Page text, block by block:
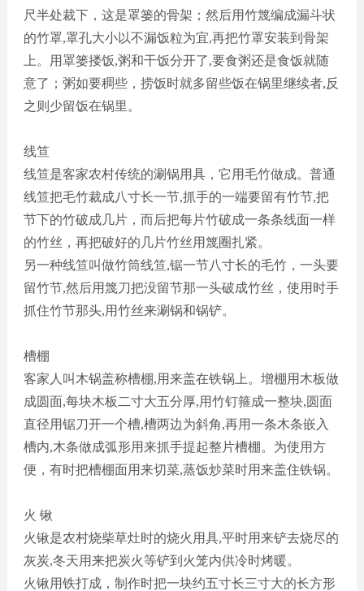
尺半处裁下，这是罩篓的骨架 ； 然后用竹篾编成漏斗状
的竹罩,罩孔大小以不漏饭粒为宜,再把竹罩安装到骨架
上。用罩篓搂饭,粥和干饭分开了,要食粥还是食饭就随
意了 ； 粥如要稠些，捞饭时就多留些饭在锅里继续者,反
之则少留饭在锅里。
线笪
线笪是客家农村传统的涮锅用具，它用毛竹做成。普通
线笪把毛竹裁成八寸长一节,抓手的一端要留有竹节,把
节下的竹破成几片，而后把每片竹破成一条条线面一样
的竹丝，再把破好的几片竹丝用篾圈扎紧。
另一种线笪叫做竹筒线笪,锯一节八寸长的毛竹，一头要
留竹节,然后用篾刀把没留节那一头破成竹丝，使用时手
抓住竹节那头,用竹丝来涮锅和锅铲。
槽棚
客家人叫木锅盖称槽棚,用来盖在铁锅上。增棚用木板做
成圆面,每块木板二寸大五分厚,用竹钉箍成一整块,圆面
直径用锯刀开一个槽,槽两边为斜角,再用一条木条嵌入
槽内,木条做成弧形用来抓手提起整片槽棚。为使用方
便，有时把槽棚面用来切菜,蒸饭炒菜时用来盖住铁锅。
火 锹
火锹是农村烧柴草灶时的烧火用具,平时用来铲去烧尽的
灰炭,冬天用来把炭火等铲到火笼内供冷时烤暖。
火锹用铁打成，制作时把一块约五寸长三寸大的长方形